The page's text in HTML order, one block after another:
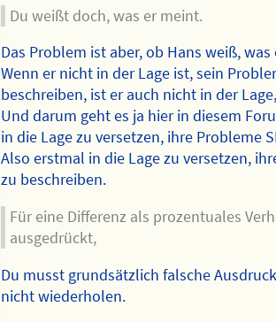
Du weißt doch, was er meint.
Das Problem ist aber, ob Hans weiß,
Wenn er nicht in der Lage ist, sein
beschreiben, ist er auch nicht in der
Und darum geht es ja hier in diesem
in die Lage zu versetzen, ihre Probleme
Also erstmal in die Lage zu versetzen,
zu beschreiben.
Für eine Differenz als prozentuales
ausgedrückt,
Du musst grundsätzlich falsche
nicht wiederholen.